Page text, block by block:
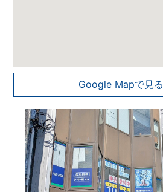
Google Mapで見る